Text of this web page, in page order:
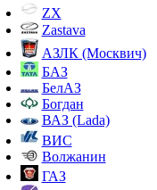
ZX
Zastava
АЗЛК (Москвич)
БАЗ
БелАЗ
Богдан
ВАЗ (Lada)
ВИС
Волжанин
ГАЗ